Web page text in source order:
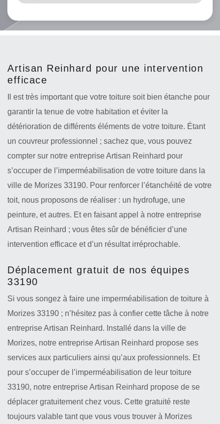
Artisan Reinhard pour une intervention
efficace
Il est très important que votre toiture soit bien étanche pour
garantir la tenue de votre habitation et éviter la
détérioration de différents éléments de votre toiture. Étant
un couvreur professionnel ; sachez que, vous pouvez
compter sur notre entreprise Artisan Reinhard pour
s’occuper de l’imperméabilisation de votre toiture dans la
ville de Morizes 33190. Pour renforcer l’étanchéité de votre
toit, nous proposons de réaliser : un hydrofuge, une
peinture, et autres. Et en faisant appel à notre entreprise
Artisan Reinhard ; vous êtes sûr de bénéficier d’une
intervention efficace et d’un résultat irréprochable.
Déplacement gratuit de nos équipes
33190
Si vous songez à faire une imperméabilisation de toiture à
Morizes 33190 ; n’hésitez pas à confier cette tâche à notre
entreprise Artisan Reinhard. Installé dans la ville de
Morizes, notre entreprise Artisan Reinhard propose ses
services aux particuliers ainsi qu’aux professionnels. Et
pour s’occuper de l’imperméabilisation de leur toiture
33190, notre entreprise Artisan Reinhard propose de se
déplacer gratuitement chez vous. Cette gratuité reste
toujours valable tant que vous vous trouver à Morizes